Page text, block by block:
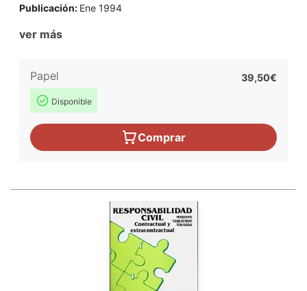
Publicación: Ene 1994
ver más
Papel
Disponible
39,50€
Comprar